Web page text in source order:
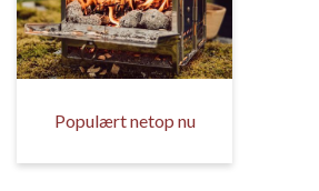
Populært netop nu